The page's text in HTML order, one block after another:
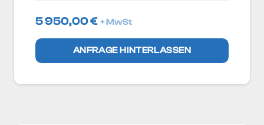
5 950,00€ + MwSt
ANFRAGE HINTERLASSEN